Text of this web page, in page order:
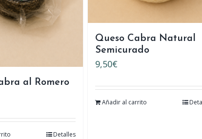
al Romero
Detalles
Queso Cabra Natural
Semicurado
9,50€
Añadir al carrito